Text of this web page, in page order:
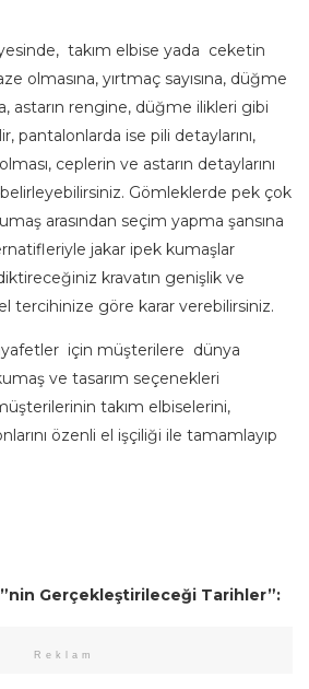
takım elbise yada ceketin
olmasına, yırtmaç sayısına, düğme
astarın rengine, düğme ilikleri gibi
pantalonlarda ise pili detaylarını,
ceplerin ve astarın detaylarını
Gömleklerde pek çok
arasından seçim yapma şansına
jakar ipek kumaşlar
kravatın genişlik ve
tercihinize göre karar verebilirsiniz.
için müşterilere dünya
ve tasarım seçenekleri
takım elbiselerini,
özenli el işçiliği ile tamamlayıp
Gerçekleştirileceği Tarihler”:
Reklam